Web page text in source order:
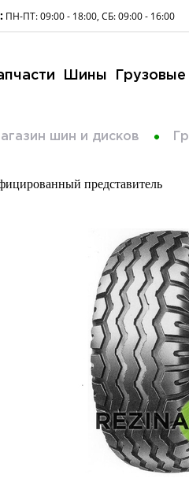
ПН-ПТ: 09:00 - 18:00, СБ: 09:00 - 16:00
Шины Грузовые
шин и дисков
представитель